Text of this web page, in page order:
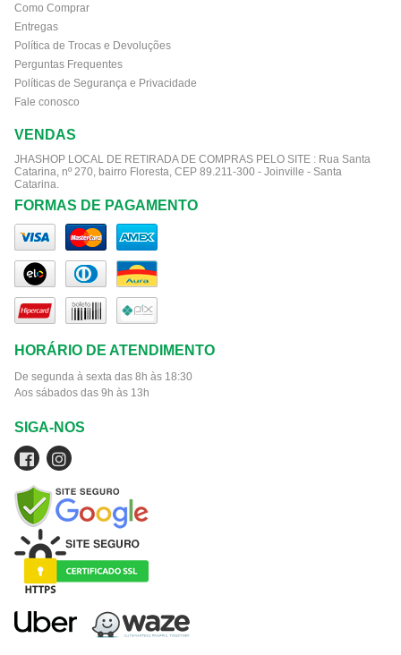
Como Comprar
Entregas
Política de Trocas e Devoluções
Perguntas Frequentes
Políticas de Segurança e Privacidade
Fale conosco
VENDAS
JHASHOP LOCAL DE RETIRADA DE COMPRAS PELO SITE : Rua Santa
Catarina, nº 270, bairro Floresta, CEP 89.211-300 - Joinville - Santa
Catarina.
FORMAS DE PAGAMENTO
HORÁRIO DE ATENDIMENTO
De segunda à sexta das 8h às 18:30
Aos sábados das 9h às 13h
SIGA-NOS